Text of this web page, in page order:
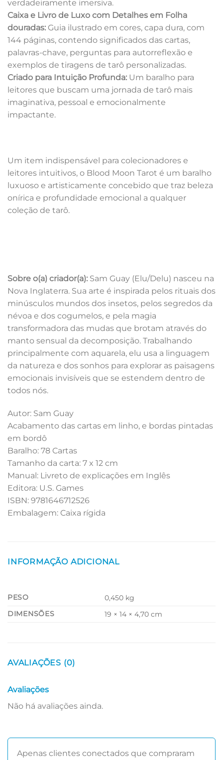
verdadeiramente imersiva.
Caixa e Livro de Luxo com Detalhes em Folha
douradas: Guia ilustrado em cores, capa dura, com
144 páginas, contendo significados das cartas,
palavras-chave, perguntas para autorreflexão e
exemplos de tiragens de tarô personalizadas.
Criado para Intuição Profunda: Um baralho para
leitores que buscam uma jornada de tarô mais
imaginativa, pessoal e emocionalmente
impactante.
Um item indispensável para colecionadores e
leitores intuitivos, o Blood Moon Tarot é um baralho
luxuoso e artisticamente concebido que traz beleza
onírica e profundidade emocional a qualquer
coleção de tarô.
Sobre o(a) criador(a): Sam Guay (Elu/Delu) nasceu na
Nova Inglaterra. Sua arte é inspirada pelos rituais dos
minúsculos mundos dos insetos, pelos segredos da
névoa e dos cogumelos, e pela magia
transformadora das mudas que brotam através do
manto sensual da decomposição. Trabalhando
principalmente com aquarela, elu usa a linguagem
da natureza e dos sonhos para explorar as paisagens
emocionais invisíveis que se estendem dentro de
todos nós.
Autor: Sam Guay
Acabamento das cartas em linho, e bordas pintadas
em bordô
Baralho: 78 Cartas
Tamanho da carta: 7 x 12 cm
Manual: Livreto de explicações em Inglês
Editora: U.S. Games
ISBN: 9781646712526
Embalagem: Caixa rígida
INFORMAÇÃO ADICIONAL
PESO
0,450 kg
DIMENSÕES
19 × 14 × 4,70 cm
AVALIAÇÕES (0)
Avaliações
Não há avaliações ainda.
Apenas clientes conectados que compraram